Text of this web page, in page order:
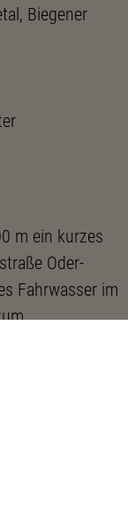
Biegener
m ein kurzes
Oder-
Fahrwasser im